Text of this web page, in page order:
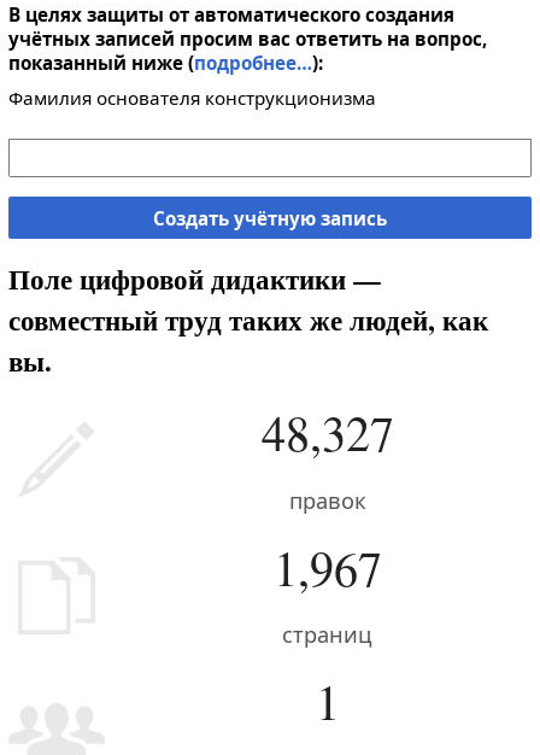
В целях защиты от автоматического создания
учётных записей просим вас ответить на вопрос,
показанный ниже (подробнее…):
Фамилия основателя конструкционизма
Создать учётную запись
Поле цифровой дидактики —
совместный труд таких же людей, как
вы.
48,327
правок
1,967
страниц
1